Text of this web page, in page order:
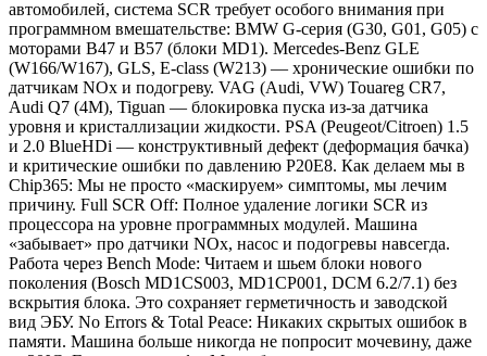
автомобилей, система SCR требует особого внимания при
программном вмешательстве: BMW G-серия (G30, G01, G05) с
моторами B47 и B57 (блоки MD1). Mercedes-Benz GLE
(W166/W167), GLS, E-class (W213) — хронические ошибки по
датчикам NOx и подогреву. VAG (Audi, VW) Touareg CR7,
Audi Q7 (4M), Tiguan — блокировка пуска из-за датчика
уровня и кристаллизации жидкости. PSA (Peugeot/Citroen) 1.5
и 2.0 BlueHDi — конструктивный дефект (деформация бачка)
и критические ошибки по давлению P20E8. Как делаем мы в
Chip365: Мы не просто «маскируем» симптомы, мы лечим
причину. Full SCR Off: Полное удаление логики SCR из
процессора на уровне программных модулей. Машина
«забывает» про датчики NOx, насос и подогревы навсегда.
Работа через Bench Mode: Читаем и шьем блоки нового
поколения (Bosch MD1CS003, MD1CP001, DCM 6.2/7.1) без
вскрытия блока. Это сохраняет герметичность и заводской
вид ЭБУ. No Errors & Total Peace: Никаких скрытых ошибок в
памяти. Машина больше никогда не попросит мочевину, даже